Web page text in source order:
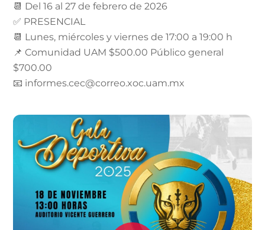
📆 Del 16 al 27 de febrero de 2026
✅ PRESENCIAL
📆 Lunes, miércoles y viernes de 17:00 a 19:00 h
📌 Comunidad UAM $500.00 Público general
$700.00
📧 informes.cec@correo.xoc.uam.mx